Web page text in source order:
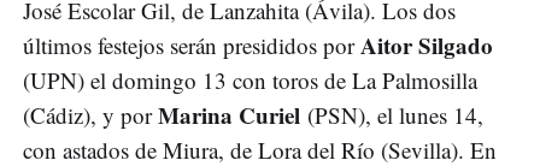
José Escolar Gil, de Lanzahita (Ávila). Los dos
últimos festejos serán presididos porAitor Silgado
(UPN) el domingo 13 con toros de La Palmosilla
(Cádiz), y porMarina Curiel (PSN), el lunes 14,
con astados de Miura, de Lora del Río (Sevilla). En